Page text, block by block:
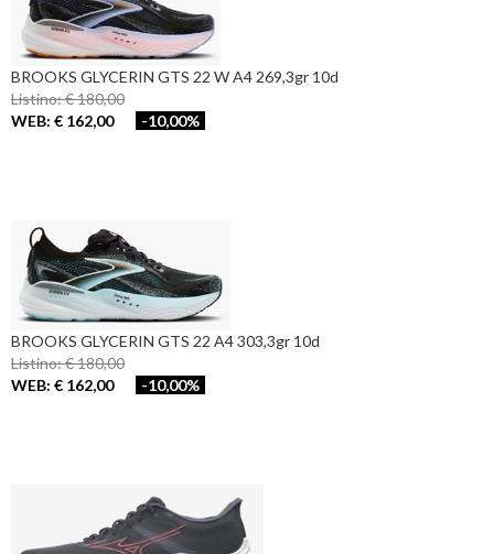
BROOKS GLYCERIN GTS 22 W A4 269,3gr 10d
Listino: € 180,00
WEB: € 162,00
-10,00%
BROOKS GLYCERIN GTS 22 A4 303,3gr 10d
Listino: € 180,00
WEB: € 162,00
-10,00%